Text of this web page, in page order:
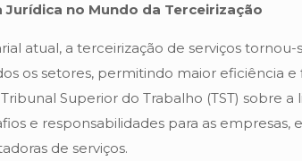
Jurídica no Mundo da Terceirização
atual, a terceirização de serviços tornou-
os setores, permitindo maior eficiência e
Superior do Trabalho (TST) sobre a
e responsabilidades para as empresas,
de serviços.